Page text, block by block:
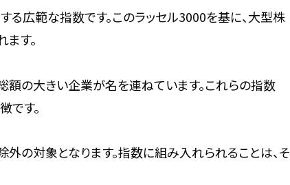
る広範な指数です。このラッセル3000を基に、大型株
す。
の大きい企業が名を連ねています。これらの指数
です。
の対象となります。指数に組み入れられることは、そ